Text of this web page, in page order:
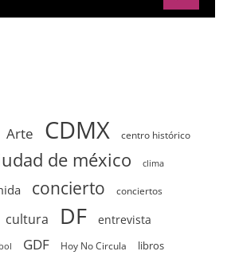
Arte CDMX centro histórico
de méxico clima
concierto conciertos
cultura DF entrevista
GDF Hoy No Circula libros